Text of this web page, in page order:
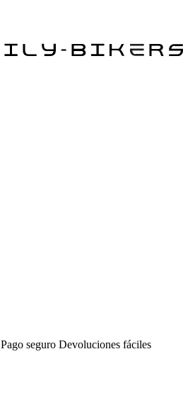
Pago seguro Devoluciones fáciles